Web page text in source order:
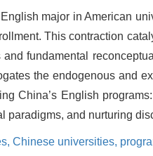
major in American
This contraction
fundamental
the endogenous and
China’s English
and nurturing
Chinese universities,